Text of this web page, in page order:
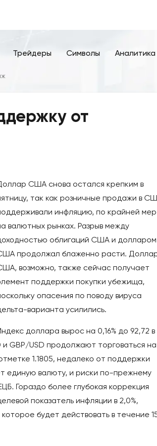
Трейдеры Символы Аналитика
от
США снова остался крепким в
так как розничные продажи в
инфляцию, по крайней
валютных рынках. Разрыв между
облигаций США и долларом
продолжал блаженно расти.
возможно, также сейчас получает
поддержки покупки убежища,
опасения по поводу вируса
варианта усилились.
доллара вырос на 0,16% до 92,72 в
и GBP/USD продолжают торговаться на
1.1805, недалеко от поддержки
единую валюту, и риски по-прежнему
Гораздо более глубокая коррекция
показатель инфляции в 2,0%,
будет действовать в течение